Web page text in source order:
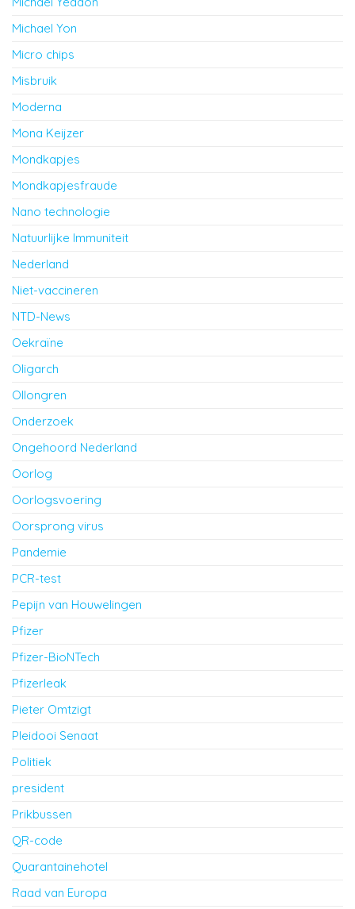
Michael Yon
Micro chips
Misbruik
Moderna
Mona Keijzer
Mondkapjes
Mondkapjesfraude
Nano technologie
Natuurlijke Immuniteit
Nederland
Niet-vaccineren
NTD-News
Oekraïne
Oligarch
Ollongren
Onderzoek
Ongehoord Nederland
Oorlog
Oorlogsvoering
Oorsprong virus
Pandemie
PCR-test
Pepijn van Houwelingen
Pfizer
Pfizer-BioNTech
Pfizerleak
Pieter Omtzigt
Pleidooi Senaat
Politiek
president
Prikbussen
QR-code
Quarantainehotel
Raad van Europa